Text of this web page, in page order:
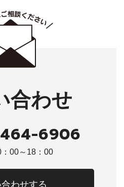
合わせ
6906
00～18：00
わせする